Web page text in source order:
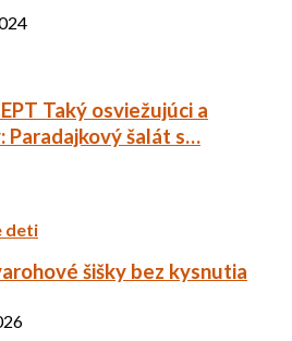
Taký osviežujúci a
Paradajkový šalát s…
deti
šišky bez kysnutia